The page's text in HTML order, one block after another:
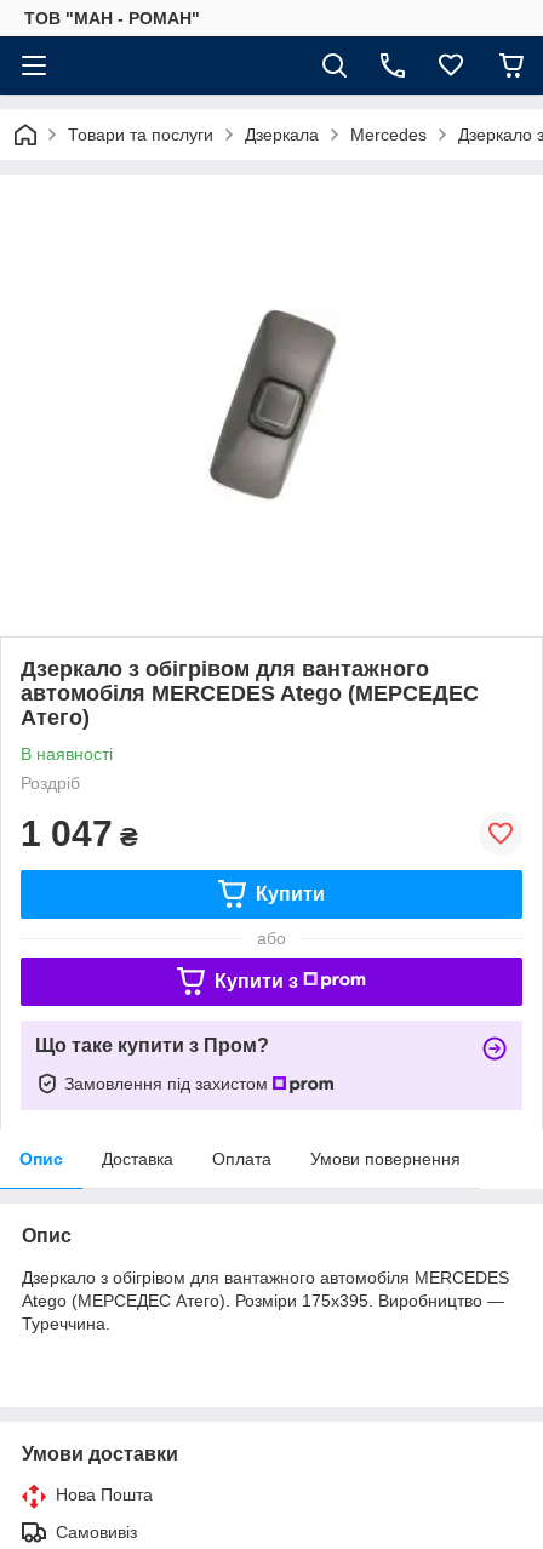
ТОВ "МАН - РОМАН"
Товари та послуги Дзеркала Mercedes Дзеркало
Дзеркало з обігрівом для вантажного
автомобіля MERCEDES Atego (МЕРСЕДЕС
Атего)
В наявності
Роздріб
1 047 ₴
Купити
або
Купити з
Що таке купити з Пром?
Замовлення під захистом
Опис Доставка Оплата Умови повернення
Опис
Дзеркало з обігрівом для вантажного автомобіля MERCEDES
Atego (МЕРСЕДЕС Атего). Розміри 175х395. Виробництво —
Туреччина.
Умови доставки
Нова Пошта
Самовивіз